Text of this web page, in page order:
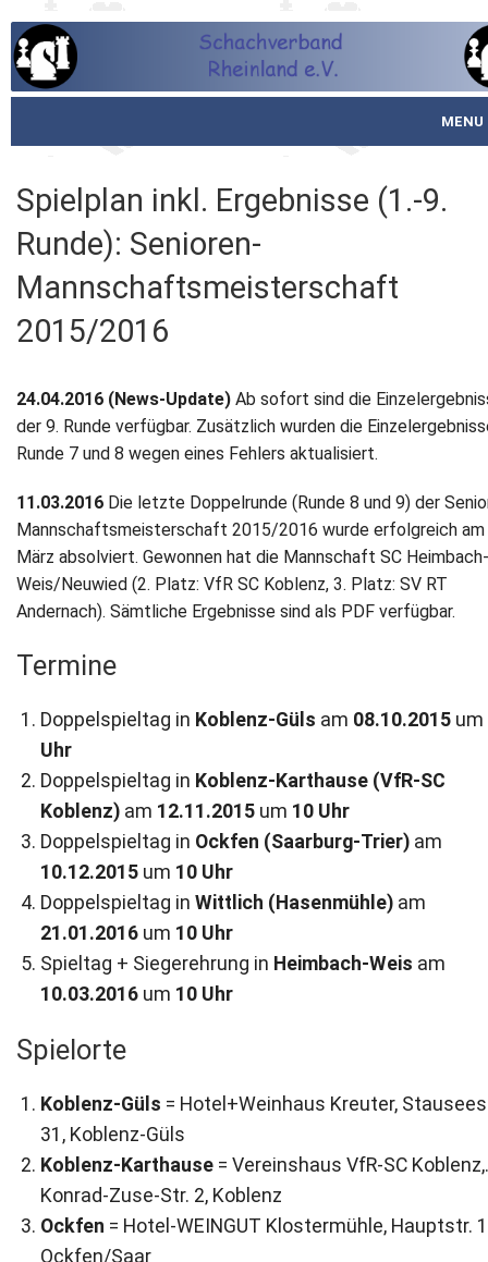
MENU
über den SVR
Spielbetrieb
Schachjugend
Fotos
Newsletter
Kontakt
Datenschutz
Spielplan inkl. Ergebnisse (1.-9.
Runde): Senioren-
Mannschaftsmeisterschaft
2015/2016
24.04.2016 (News-Update) Ab sofort sind die
der 9. Runde verfügbar. Zusätzlich wurden die
Runde 7 und 8 wegen eines Fehlers aktualisiert.
11.03.2016 Die letzte Doppelrunde (Runde 8 und 9) der
Mannschaftsmeisterschaft 2015/2016 wurde erfolgreich am
März absolviert. Gewonnen hat die Mannschaft SC Heimbach-
Weis/Neuwied (2. Platz: VfR SC Koblenz, 3. Platz: SV RT
Andernach). Sämtliche Ergebnisse sind als PDF verfügbar.
Termine
Doppelspieltag in Koblenz-Güls am 08.10.2015 um
Uhr
Doppelspieltag in Koblenz-Karthause (VfR-SC
Koblenz) am 12.11.2015 um 10 Uhr
Doppelspieltag in Ockfen (Saarburg-Trier) am
10.12.2015 um 10 Uhr
Doppelspieltag inWittlich (Hasenmühle) am
21.01.2016 um 10 Uhr
Spieltag + Siegerehrung in Heimbach-Weis am
10.03.2016 um 10 Uhr
Spielorte
Koblenz-Güls = Hotel+Weinhaus Kreuter,
31, Koblenz-Güls
Koblenz-Karthause = Vereinshaus VfR-SC
Konrad-Zuse-Str. 2, Koblenz
Ockfen = Hotel-WEINGUT Klostermühle, Hauptstr.
Ockfen/Saar